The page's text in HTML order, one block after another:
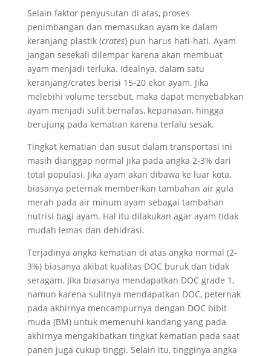
Selain faktor penyusutan di atas, proses
penimbangan dan memasukan ayam ke dalam
keranjang plastik (crates) pun harus hati-hati. Ayam
jangan sesekali dilempar karena akan membuat
ayam menjadi terluka. Idealnya, dalam satu
keranjang/crates berisi 15-20 ekor ayam. Jika
melebihi volume tersebut, maka dapat menyebabkan
ayam menjadi sulit bernafas, kepanasan, hingga
berujung pada kematian karena terlalu sesak.
Tingkat kematian dan susut dalam transportasi ini
masih dianggap normal jika pada angka 2-3% dari
total populasi. Jika ayam akan dibawa ke luar kota,
biasanya peternak memberikan tambahan air gula
merah pada air minum ayam sebagai tambahan
nutrisi bagi ayam. Hal itu dilakukan agar ayam tidak
mudah lemas dan dehidrasi.
Terjadinya angka kematian di atas angka normal (2-
3%) biasanya akibat kualitas DOC buruk dan tidak
seragam. Jika biasanya mendapatkan DOC grade 1,
namun karena sulitnya mendapatkan DOC, peternak
pada akhirnya mencampurnya dengan DOC bibit
muda (BM) untuk memenuhi kandang yang pada
akhirnya mengakibatkan tingkat kematian pada saat
panen juga cukup tinggi. Selain itu, tingginya angka